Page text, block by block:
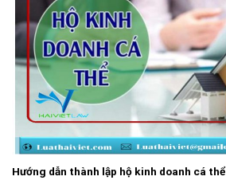
Hướng dẫn thành lập hộ kinh doanh cá thể